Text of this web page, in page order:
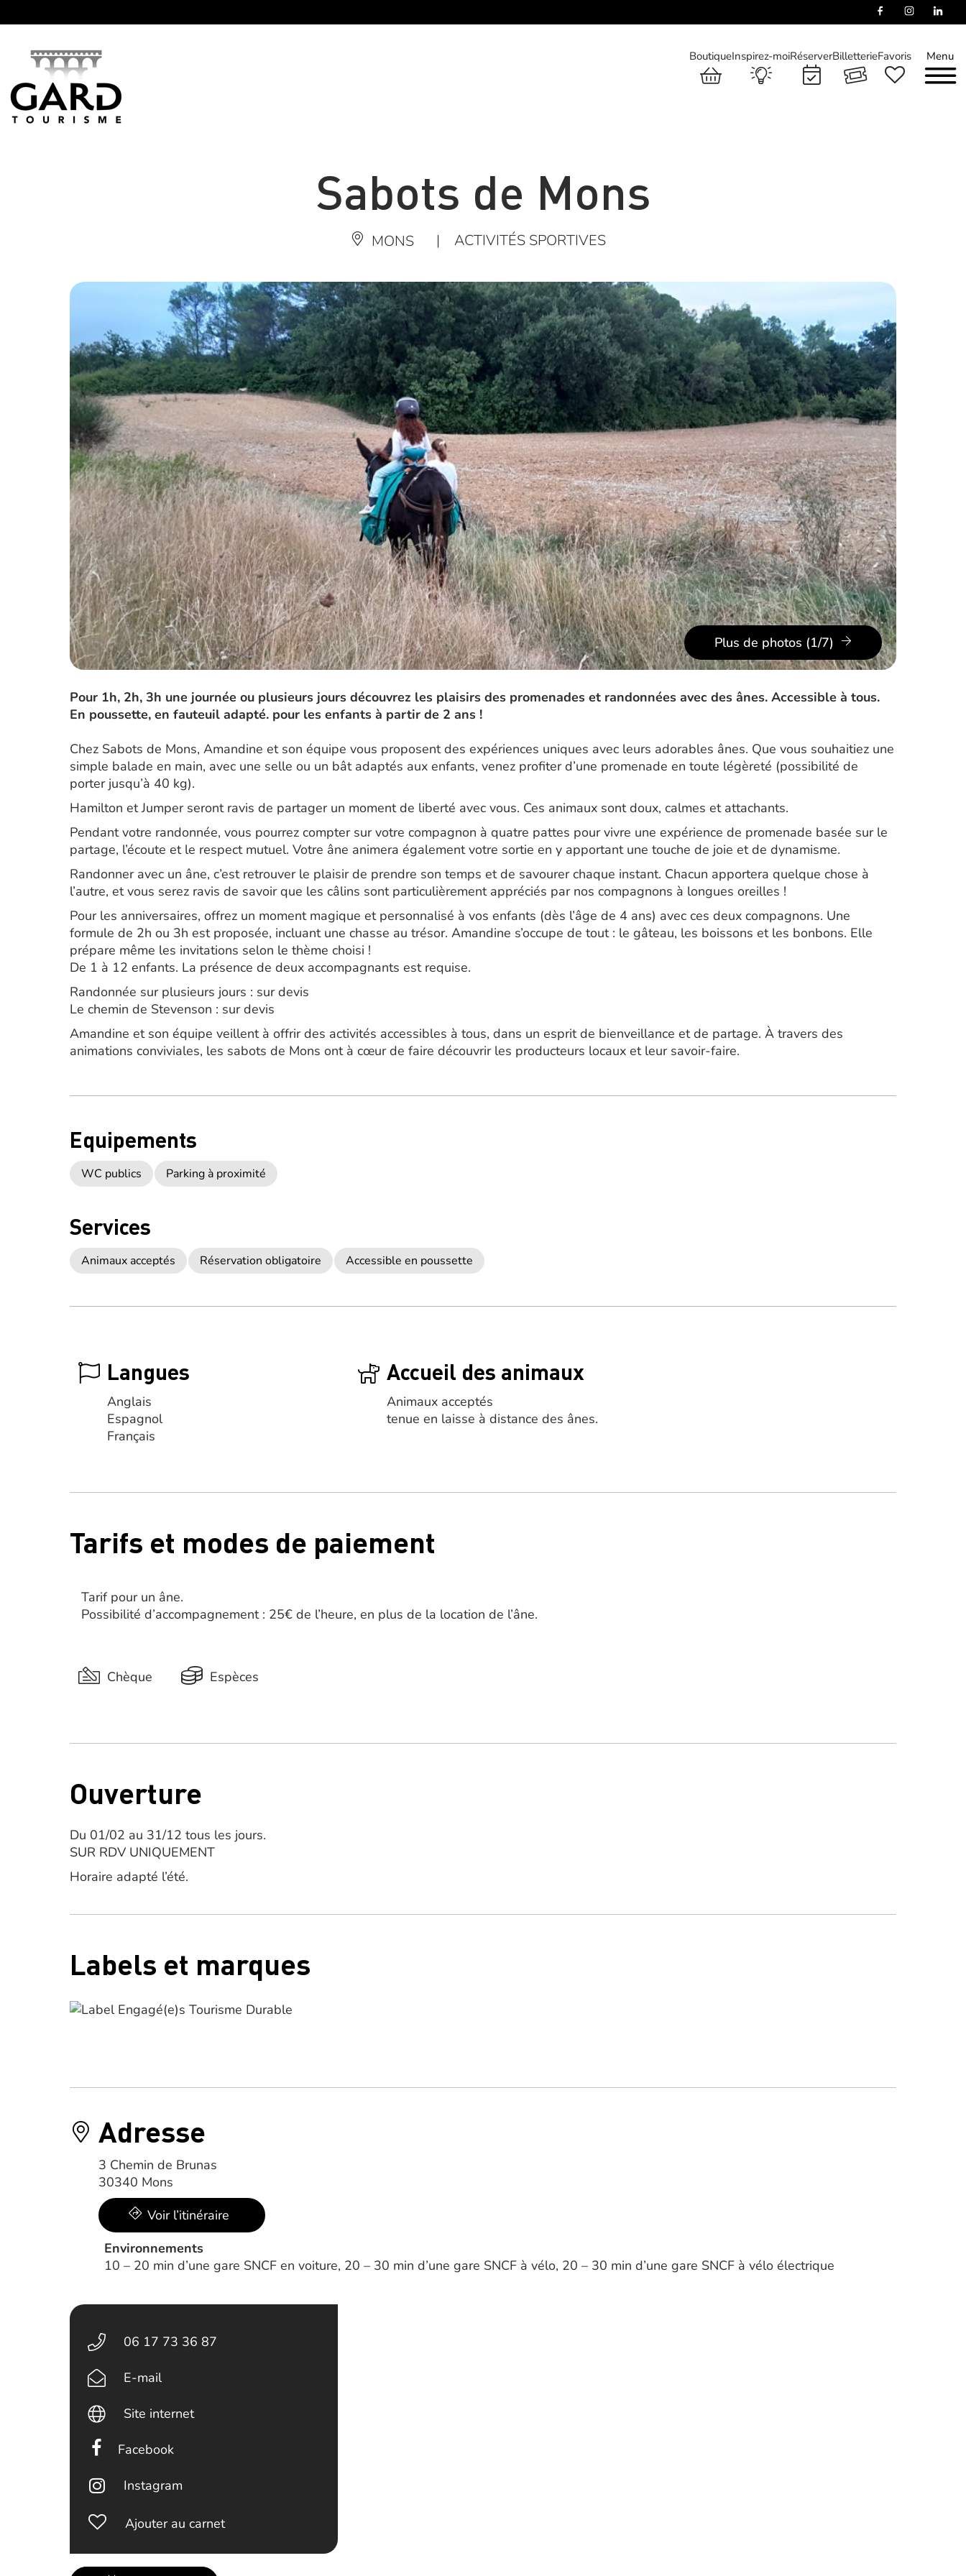
Menu
BoutiqueInspirez-moiRéserverBilletterieFavoris
Sabots de Mons
MONS | ACTIVITÉS SPORTIVES
Plus de photos (1/7)
Pour 1h, 2h, 3h une journée ou plusieurs jours découvrez les plaisirs des promenades et randonnées avec des ânes. Accessible à tous.
En poussette, en fauteuil adapté. pour les enfants à partir de 2 ans !
Chez Sabots de Mons, Amandine et son équipe vous proposent des expériences uniques avec leurs adorables ânes. Que vous souhaitiez une
simple balade en main, avec une selle ou un bât adaptés aux enfants, venez profiter d’une promenade en toute légèreté (possibilité de
porter jusqu’à 40 kg).
Hamilton et Jumper seront ravis de partager un moment de liberté avec vous. Ces animaux sont doux, calmes et attachants.
Pendant votre randonnée, vous pourrez compter sur votre compagnon à quatre pattes pour vivre une expérience de promenade basée sur le
partage, l’écoute et le respect mutuel. Votre âne animera également votre sortie en y apportant une touche de joie et de dynamisme.
Randonner avec un âne, c’est retrouver le plaisir de prendre son temps et de savourer chaque instant. Chacun apportera quelque chose à
l’autre, et vous serez ravis de savoir que les câlins sont particulièrement appréciés par nos compagnons à longues oreilles !
Pour les anniversaires, offrez un moment magique et personnalisé à vos enfants (dès l’âge de 4 ans) avec ces deux compagnons. Une
formule de 2h ou 3h est proposée, incluant une chasse au trésor. Amandine s’occupe de tout : le gâteau, les boissons et les bonbons. Elle
prépare même les invitations selon le thème choisi !
De 1 à 12 enfants. La présence de deux accompagnants est requise.
Randonnée sur plusieurs jours : sur devis
Le chemin de Stevenson : sur devis
Amandine et son équipe veillent à offrir des activités accessibles à tous, dans un esprit de bienveillance et de partage. À travers des
animations conviviales, les sabots de Mons ont à cœur de faire découvrir les producteurs locaux et leur savoir-faire.
Equipements
WC publics Parking à proximité
Services
Animaux acceptés Réservation obligatoire Accessible en poussette
Langues
Anglais
Espagnol
Français
Accueil des animaux
Animaux acceptés
tenue en laisse à distance des ânes.
Tarifs et modes de paiement
Tarif pour un âne.
Possibilité d’accompagnement : 25€ de l’heure, en plus de la location de l’âne.
Chèque Espèces
Ouverture
Du 01/02 au 31/12 tous les jours.
SUR RDV UNIQUEMENT
Horaire adapté l’été.
Labels et marques
Adresse
3 Chemin de Brunas
30340 Mons
Voir l’itinéraire
Environnements
10 – 20 min d’une gare SNCF en voiture, 20 – 30 min d’une gare SNCF à vélo, 20 – 30 min d’une gare SNCF à vélo électrique
06 17 73 36 87
E-mail
Site internet
Facebook
Instagram
Ajouter au carnet